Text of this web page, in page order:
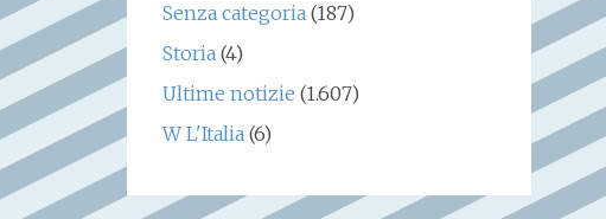
Senza categoria(187)
Storia(4)
Ultime notizie (1.607)
W L'Italia(6)